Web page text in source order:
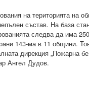
на територията на
състав. На база
следва да има
143-ма в 11 общини.
дирекция „Пожарна
Ангел Дудов.